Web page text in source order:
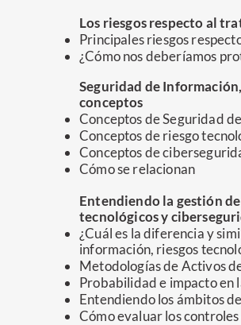
Los riesgos respecto al
Principales riesgos
¿Cómo nos deberíamos
Seguridad de
conceptos
Conceptos de Seguridad
Conceptos de riesgo
Conceptos de
Cómo se relacionan
Entendiendo la gestión
tecnológicos y
¿Cuál es la diferencia y
información, riesgos
Metodologías de Activos
Probabilidad e impacto en
Entendiendo los ámbitos
Cómo evaluar los